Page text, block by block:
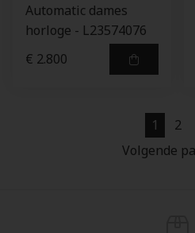
Automatic dames
horloge - L23574076
€ 2.800
1 2
Volgende